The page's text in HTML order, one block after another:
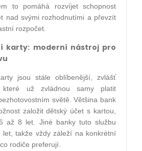
to pomáhá rozvíjet schopnost
nad svými rozhodnutími a převzít
rozpočet.
karty: moderní nástroj pro
jsou stále oblíbenější, zvlášť
už zvládnou samy platit
světě. Většina bank
založit dětský účet s kartou,
až 8 let. Jiné banky tuto službu
takže vždy záleží na konkrétní
rodiče preferují.